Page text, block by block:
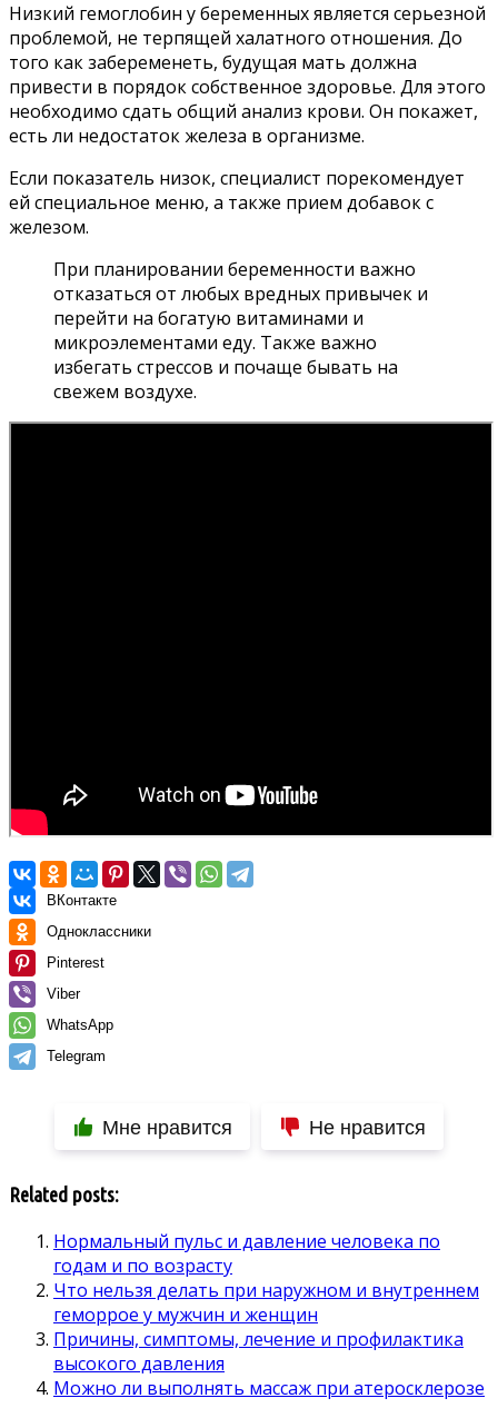
Низкий гемоглобин у беременных является серьезной
проблемой, не терпящей халатного отношения. До
того как забеременеть, будущая мать должна
привести в порядок собственное здоровье. Для этого
необходимо сдать общий анализ крови. Он покажет,
есть ли недостаток железа в организме.
Если показатель низок, специалист порекомендует
ей специальное меню, а также прием добавок с
железом.
При планировании беременности важно
отказаться от любых вредных привычек и
перейти на богатую витаминами и
микроэлементами еду. Также важно
избегать стрессов и почаще бывать на
свежем воздухе.
ВКонтакте
Одноклассники
Pinterest
Viber
WhatsApp
Telegram
Мне нравится Не нравится
Related posts:
Нормальный пульс и давление человека по
годам и по возрасту
Что нельзя делать при наружном и внутреннем
геморрое у мужчин и женщин
Причины, симптомы, лечение и профилактика
высокого давления
Можно ли выполнять массаж при атеросклерозе